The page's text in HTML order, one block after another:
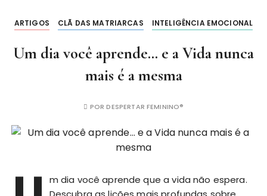
ARTIGOS CLÃ DAS MATRIARCAS INTELIGÊNCIA EMOCIONAL
Um dia você aprende… e a Vida nunca
mais é a mesma
PORDESPERTAR FEMININO®
m dia você aprende que a vida não espera.